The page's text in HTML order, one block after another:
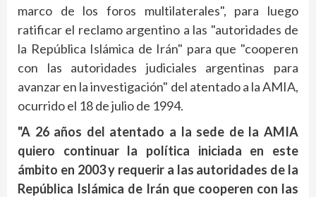
marco de los foros multilaterales", para luego
ratificar el reclamo argentino a las "autoridades de
la República Islámica de Irán" para que "cooperen
con las autoridades judiciales argentinas para
avanzar en la investigación" del atentado a la AMIA,
ocurrido el 18 de julio de 1994.
"A 26 años del atentado a la sede de la AMIA
quiero continuar la política iniciada en este
ámbito en 2003 y requerir a las autoridades de la
República Islámica de Irán que cooperen con las